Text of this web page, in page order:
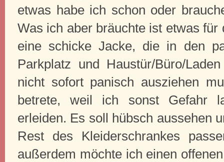
etwas habe ich schon oder
Was ich aber bräuchte ist etwas
eine schicke Jacke, die in den
Parkplatz und Haustür/Büro/
nicht sofort panisch ausziehen
betrete, weil ich sonst Gefahr
erleiden. Es soll hübsch aussehen
Rest des Kleiderschrankes
außerdem möchte ich einen